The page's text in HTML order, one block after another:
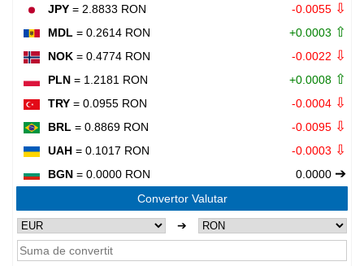
JPY = 2.8833 RON -0.0055 ⇩
MDL = 0.2614 RON +0.0003 ⇧
NOK = 0.4774 RON -0.0022 ⇩
PLN = 1.2181 RON +0.0008 ⇧
TRY = 0.0955 RON -0.0004 ⇩
BRL = 0.8869 RON -0.0095 ⇩
UAH = 0.1017 RON -0.0003 ⇩
BGN = 0.0000 RON 0.0000 ➔
Convertor Valutar
➔